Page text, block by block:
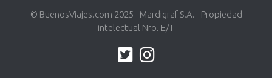
© BuenosViajes.com 2025 - Mardigraf S.A. - Propiedad
intelectual Nro. E/T